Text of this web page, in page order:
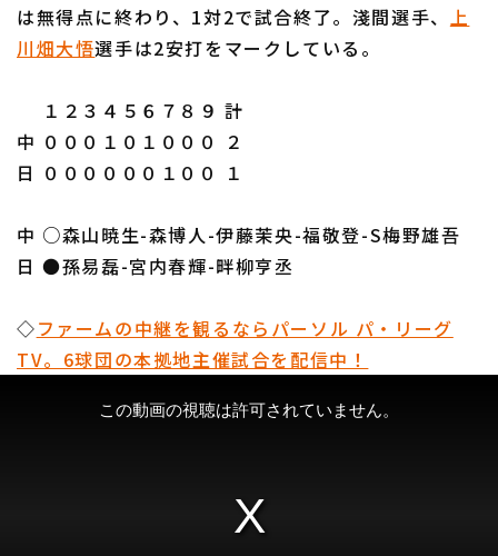
利用規約
運営会社 （別ウィンドウで開く）
特定商取引法の表示 アルバイト募集（別ウィンドウで開く
は無得点に終わり、1対2で試合終了。淺間選手、 上
川畑大悟選手は2安打をマークしている。
１２３４５６７８９ 計
中 ０００１０１０００ ２
日 ００００００１００ １
中 ○森山暁生-森博人-伊藤茉央-福敬登-S梅野雄吾
日 ●孫易磊-宮内春輝-畔柳亨丞
◇ファームの中継を観るならパーソル パ・リーグ
TV。6球団の本拠地主催試合を配信中！